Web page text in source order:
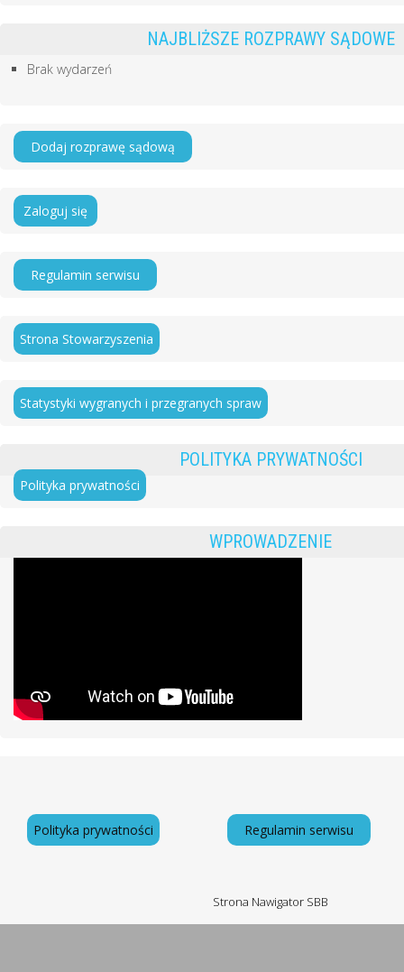
NAJBLIŻSZE ROZPRAWY SĄDOWE
Brak wydarzeń
Dodaj rozprawę sądową
Zaloguj się
Regulamin serwisu
Strona Stowarzyszenia
Statystyki wygranych i przegranych spraw
POLITYKA PRYWATNOŚCI
Polityka prywatności
WPROWADZENIE
Polityka prywatności Regulamin serwisu
Strona Nawigator SBB